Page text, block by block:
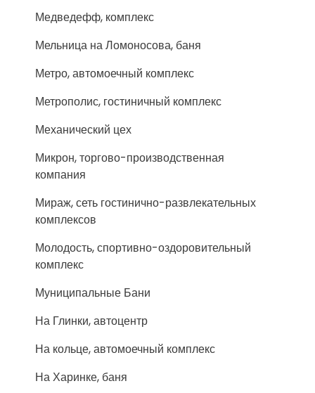
Медведефф, комплекс
Мельница на Ломоносова, баня
Метро, автомоечный комплекс
Метрополис, гостиничный комплекс
Механический цех
Микрон, торгово-производственная
компания
Мираж, сеть гостинично-развлекательных
комплексов
Молодость, спортивно-оздоровительный
комплекс
Муниципальные Бани
На Глинки, автоцентр
На кольце, автомоечный комплекс
На Харинке, баня